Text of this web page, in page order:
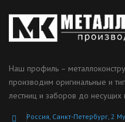
Наш профиль –
производим оригинальные и
лестниц и заборов до несущих
Россия, Санкт-Петербург, 2